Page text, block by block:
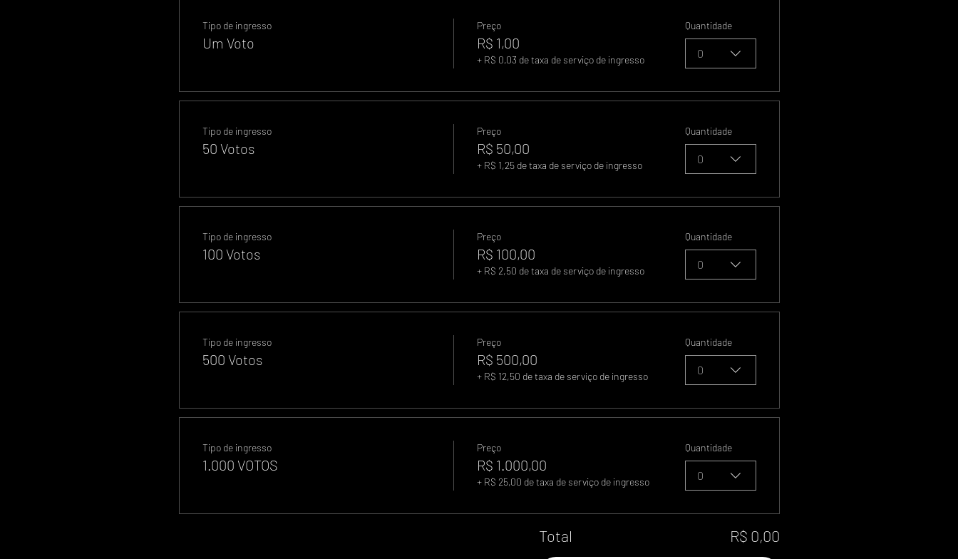
Tipo de ingresso
Um Voto
Preço
R$ 1,00
+ R$ 0,03 de taxa de serviço de ingresso
Quantidade
0
Tipo de ingresso
50 Votos
Preço
R$ 50,00
+ R$ 1,25 de taxa de serviço de ingresso
Quantidade
0
Tipo de ingresso
100 Votos
Preço
R$ 100,00
+ R$ 2,50 de taxa de serviço de ingresso
Quantidade
0
Tipo de ingresso
500 Votos
Preço
R$ 500,00
+ R$ 12,50 de taxa de serviço de ingresso
Quantidade
0
Tipo de ingresso
1.000 VOTOS
Preço
R$ 1.000,00
+ R$ 25,00 de taxa de serviço de ingresso
Quantidade
0
Total R$ 0,00